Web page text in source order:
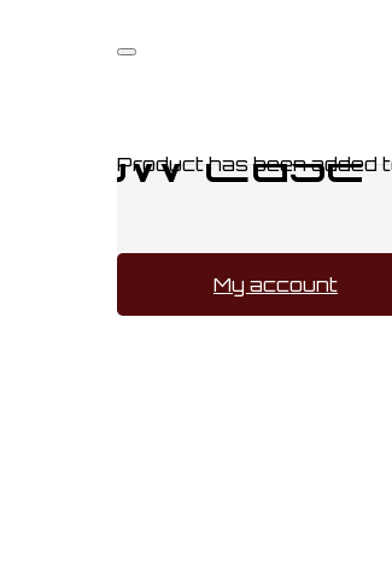
Producthas been added
My account
Crest Pillow Case
Case